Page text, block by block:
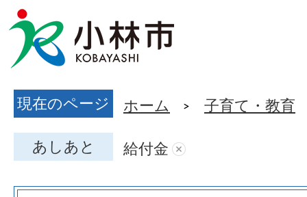
現在のページ ホーム 子育て・教育
あしあと 給付金